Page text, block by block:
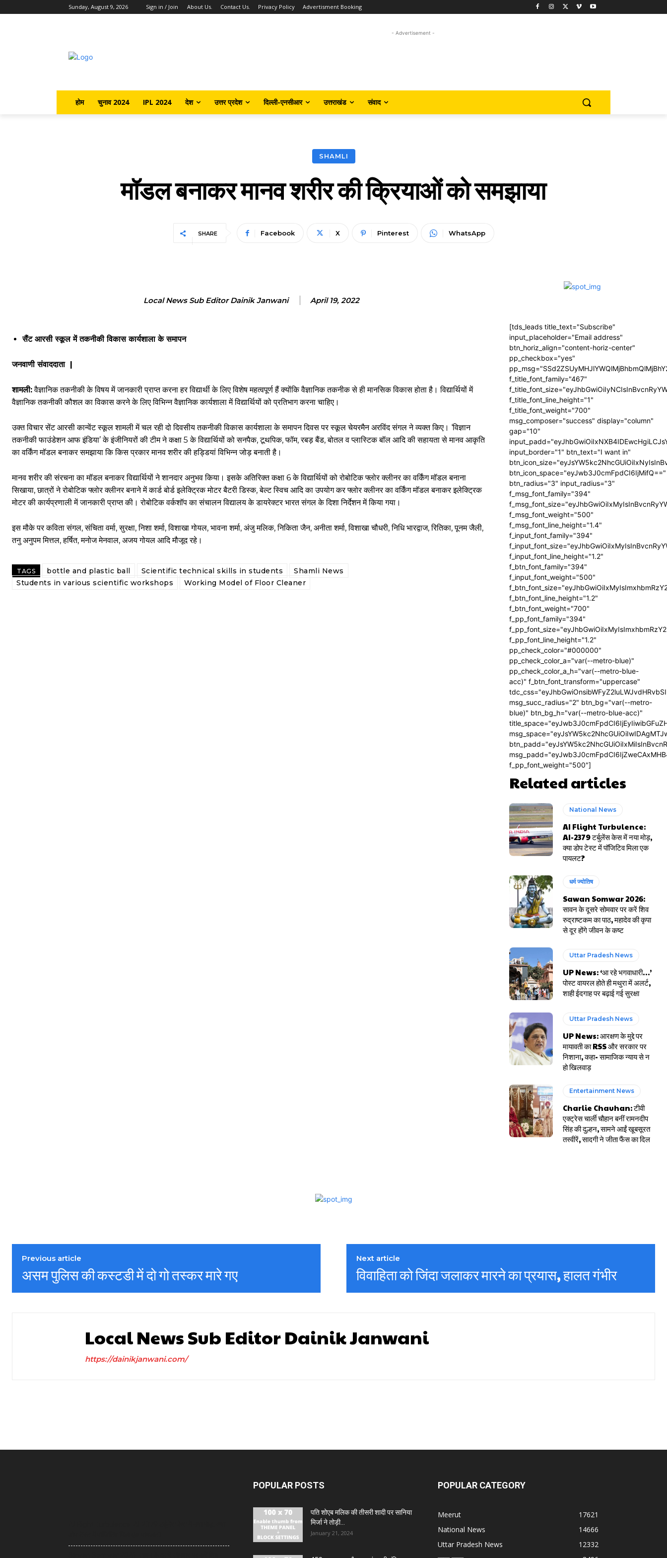
Sunday, August 9, 2026 Sign in / Join About Us. Contact Us. Privacy Policy Advertisment Booking
- Advertisement -
होम चुनाव 2024 IPL 2024 देश उत्तर प्रदेश दिल्ली-एनसीआर उत्तराखंड संवाद
SHAMLI
मॉडल बनाकर मानव शरीर की क्रियाओं को समझाया
SHARE Facebook X Pinterest WhatsApp
Local News Sub Editor Dainik Janwani April 19, 2022
सैंट आरसी स्कूल में तकनीकी विकास कार्यशाला के समापन
जनवाणी संवाददाता |
शामली:वैज्ञानिक तकनीकी के विषय में जानकारी प्राप्त करना हर विद्यार्थी के लिए विशेष महत्वपूर्ण हैं क्योंकि वैज्ञानिक तकनीक से ही मानसिक विकास होता है। विद्यार्थियों में
वैज्ञानिक तकनीकी कौशल का विकास करने के लिए विभिन्न वैज्ञानिक कार्यशाला में विद्यार्थियों को प्रतिभाग करना चाहिए।
उक्त विचार सेंट आरसी कान्वेंट स्कूल शामली में चल रही दो दिवसीय तकनीकी विकास कार्यशाला के समापन दिवस पर स्कूल चेयरमैन अरविंद संगल ने व्यक्त किए। ‘विज्ञान
तकनीकी फाउंडेशन आफ इंडिया’ के इंजीनियरों की टीम ने कक्षा 5 के विद्यार्थियों को सनपैक, टूथपिक, फॉम, रबड़ बैंड, बोतल व प्लास्टिक बॉल आदि की सहायता से मानव आकृति
का वर्किंग मॉडल बनाकर समझाया कि किस प्रकार मानव शरीर की हड्डियां विभिन्न जोड़ बनाती है।
मानव शरीर की संरचना का मॉडल बनाकर विद्यार्थियों ने शानदार अनुभव किया। इसके अतिरिक्त कक्षा 6 के विद्यार्थियों को रोबोटिक फ्लोर क्लीनर का वर्किंग मॉडल बनाना
सिखाया, छात्रों ने रोबोटिक फ्लोर क्लीनर बनाने में कार्ड बोर्ड इलेक्ट्रिक मोटर बैटरी डिस्क, बेल्ट स्विच आदि का उपयोग कर फ्लोर क्लीनर का वर्किंग मॉडल बनाकर इलेक्ट्रिक
मोटर की कार्यप्रणाली में जानकारी प्राप्त की। रोबोटिक वर्कशॉप का संचालन विद्यालय के डायरेक्टर भारत संगल के दिशा निर्देशन में किया गया।
इस मौके पर कविता संगल, संचिता वर्मा, सुरक्षा, निशा शर्मा, विशाखा गोयल, भावना शर्मा, अंजु मलिक, निकिता जैन, अनीता शर्मा, विशाखा चौधरी, निधि भारद्वाज, रितिका, पूनम जैली,
तनु अनुपम मित्तल, हर्षित, मनोज मेनवाल, अजय गोयल आदि मौजूद रहे।
TAGS bottle and plastic ball Scientific technical skills in students
Shamli News
Students in various scientific workshops
Working Model of Floor Cleaner
[tds_leads title_text="Subscribe"
input_placeholder="Email address"
btn_horiz_align="content-horiz-center"
pp_checkbox="yes"
f_title_font_family="467"
f_title_font_line_height="1"
f_title_font_weight="700"
msg_composer="success" display="column"
gap="10"
input_border="1" btn_text="I want in"
btn_icon_space="eyJwb3J0cmFpdCI6IjMifQ=="
btn_radius="3" input_radius="3"
f_msg_font_family="394"
f_msg_font_weight="500"
f_msg_font_line_height="1.4"
f_input_font_family="394"
f_input_font_line_height="1.2"
f_btn_font_family="394"
f_input_font_weight="500"
f_btn_font_line_height="1.2"
f_btn_font_weight="700"
f_pp_font_family="394"
f_pp_font_line_height="1.2"
pp_check_color="#000000"
pp_check_color_a="var(--metro-blue)"
pp_check_color_a_h="var(--metro-blue-
acc)" f_btn_font_transform="uppercase"
msg_succ_radius="2" btn_bg="var(--metro-
blue)" btn_bg_h="var(--metro-blue-acc)"
f_pp_font_weight="500"]
Related articles
National News
AI Flight Turbulence:
AI-2379 टर्बुलेंस केस में नया मोड़,
क्या डोप टेस्ट में पॉजिटिव मिला एक
पायलट?
धर्म ज्योतिष
Sawan Somwar 2026:
सावन के दूसरे सोमवार पर करें शिव
रुद्राष्टकम का पाठ, महादेव की कृपा
से दूर होंगे जीवन के कष्ट
Uttar Pradesh News
UP News: ‘आ रहे भगवाधारी…’
पोस्ट वायरल होते ही मथुरा में अलर्ट,
शाही ईदगाह पर बढ़ाई गई सुरक्षा
Uttar Pradesh News
UP News: आरक्षण के मुद्दे पर
मायावती का RSS और सरकार पर
निशाना, कहा- सामाजिक न्याय से न
हो खिलवाड़
Entertainment News
Charlie Chauhan: टीवी
एक्ट्रेस चार्ली चौहान बनीं रामनदीप
सिंह की दुल्हन, सामने आईं खूबसूरत
तस्वीरें, सादगी ने जीता फैंस का दिल
Previous article
असम पुलिस की कस्टडी में दो गो तस्कर मारे गए
Next article
विवाहिता को जिंदा जलाकर मारने का प्रयास, हालत गंभीर
Local News Sub Editor Dainik Janwani
https://dainikjanwani.com/
POPULAR POSTS
पति शोएब मलिक की तीसरी शादी पर सानिया
मिर्जा ने तोड़ी...
January 21, 2024
POPULAR CATEGORY
Meerut
17621
National News
14666
Uttar Pradesh News
12332